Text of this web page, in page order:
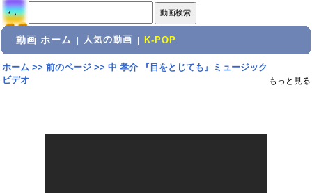
動画 ホーム 人気の動画 K-POP
ホーム>> 前のページ>> 中 孝介 『目をとじても』ミュージック
ビデオ
もっと見る